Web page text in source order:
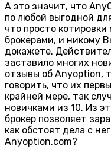
А это значит, что
по любой выгодной
что просто
брокерами, и никому
докажете.
заставило многих
отзывы об Anyoption,
говорить, что их
крайней мере, так
новичками из 10. Из
брокер позволяет
как обстоят дела с
Anyoption.com?